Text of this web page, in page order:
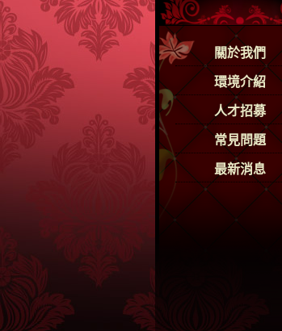
關於我們
環境介紹
人才招募
常見問題
最新消息